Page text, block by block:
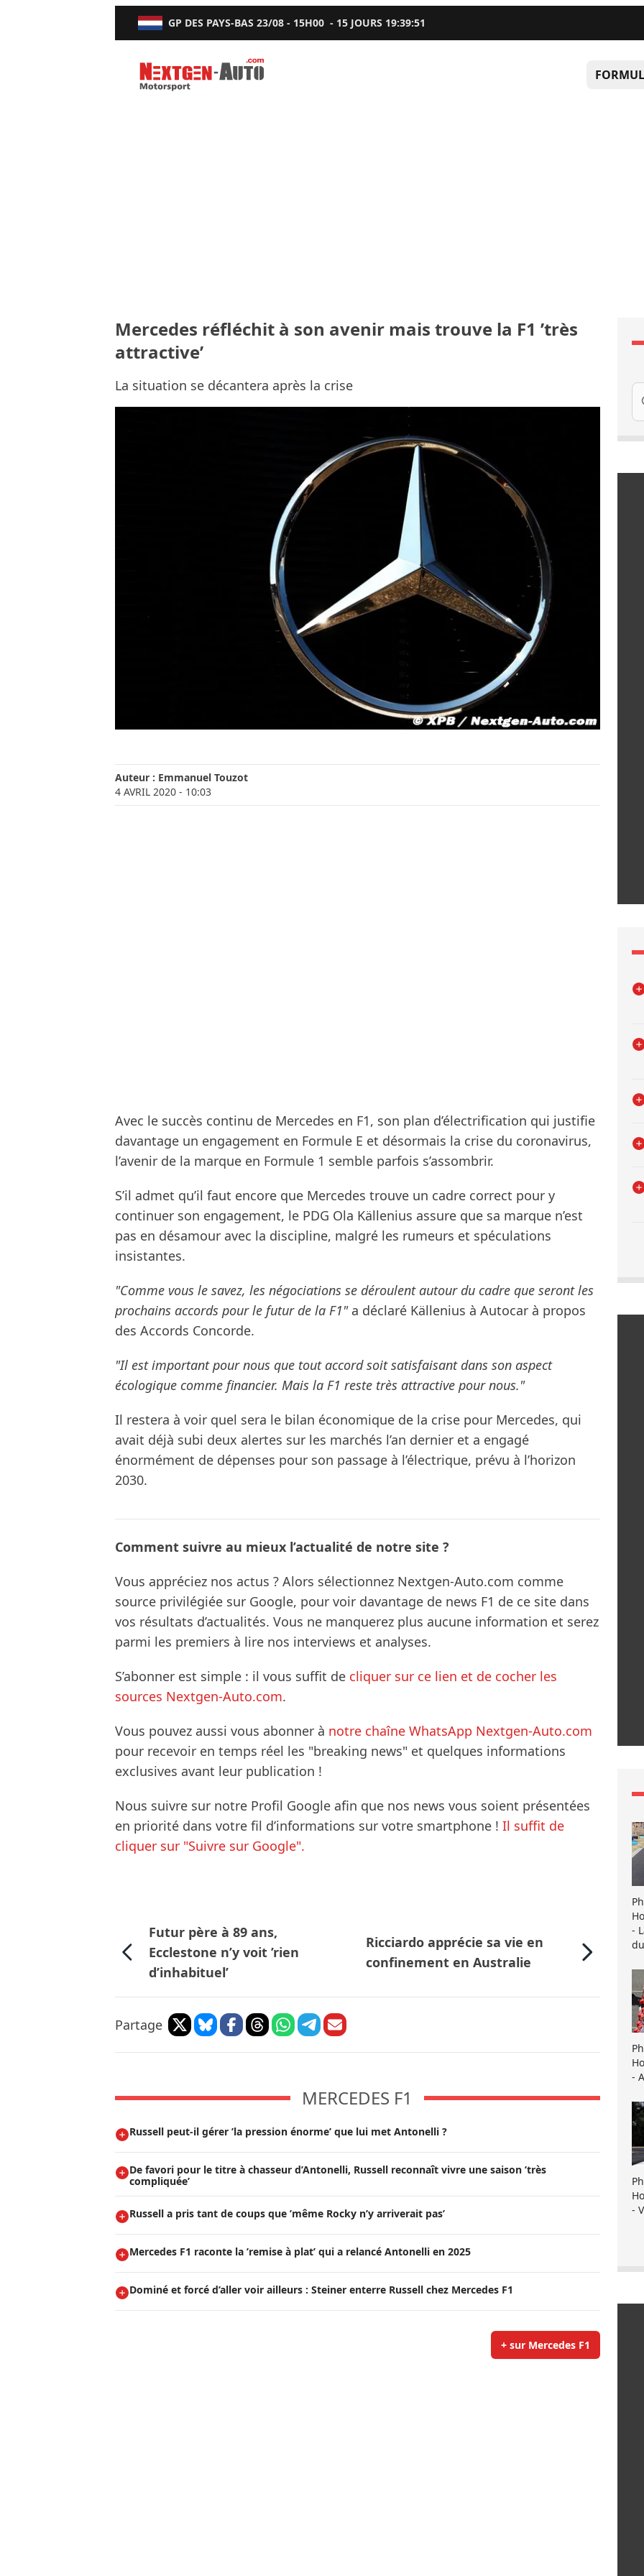
GP DES PAYS-BAS 23/08 - 15H00 - 15 JOURS 19:39:50
Nextgen-Auto.com
Mercedes réfléchit à son avenir mais trouve la F1 ’très
attractive’
La situation se décantera après la crise
Auteur : Emmanuel Touzot
4 AVRIL 2020 - 10:03
Avec le succès continu de Mercedes en F1, son plan d’électrification qui justifie
davantage un engagement en Formule E et désormais la crise du coronavirus,
l’avenir de la marque en Formule 1 semble parfois s’assombrir.
S’il admet qu’il faut encore que Mercedes trouve un cadre correct pour y
continuer son engagement, le PDG Ola Källenius assure que sa marque n’est
pas en désamour avec la discipline, malgré les rumeurs et spéculations
insistantes.
"Comme vous le savez, les négociations se déroulent autour du cadre que seront les
prochains accords pour le futur de la F1" a déclaré Källenius à Autocar à propos
des Accords Concorde.
"Il est important pour nous que tout accord soit satisfaisant dans son aspect
écologique comme financier. Mais la F1 reste très attractive pour nous."
Il restera à voir quel sera le bilan économique de la crise pour Mercedes, qui
avait déjà subi deux alertes sur les marchés l’an dernier et a engagé
énormément de dépenses pour son passage à l’électrique, prévu à l’horizon
2030.
Comment suivre au mieux l’actualité de notre site ?
Vous appréciez nos actus ? Alors sélectionnez Nextgen-Auto.com comme
source privilégiée sur Google, pour voir davantage de news F1 de ce site dans
vos résultats d’actualités. Vous ne manquerez plus aucune information et serez
parmi les premiers à lire nos interviews et analyses.
S’abonner est simple : il vous suffit de cliquer sur ce lien et de cocher les
sources Nextgen-Auto.com.
Vous pouvez aussi vous abonner à notre chaîne WhatsApp Nextgen-Auto.com
pour recevoir en temps réel les "breaking news" et quelques informations
exclusives avant leur publication !
Nous suivre sur notre Profil Google afin que nos news vous soient présentées
en priorité dans votre fil d’informations sur votre smartphone ! Il suffit de
cliquer sur "Suivre sur Google".
Futur père à 89 ans,
Ecclestone n’y voit ’rien
d’inhabituel’
Ricciardo apprécie sa vie en
confinement en Australie
Partage
MERCEDES F1
Russell peut-il gérer ’la pression énorme’ que lui met Antonelli ?
De favori pour le titre à chasseur d’Antonelli, Russell reconnaît vivre une saison ’très
compliquée’
Russell a pris tant de coups que ’même Rocky n’y arriverait pas’
Mercedes F1 raconte la ’remise à plat’ qui a relancé Antonelli en 2025
Dominé et forcé d’aller voir ailleurs : Steiner enterre Russell chez Mercedes F1
+ sur Mercedes F1
-
-
-